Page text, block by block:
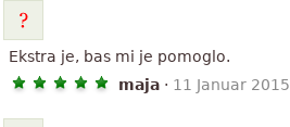
Ekstra je, bas mi je pomoglo.
maja · 11 Januar 2015